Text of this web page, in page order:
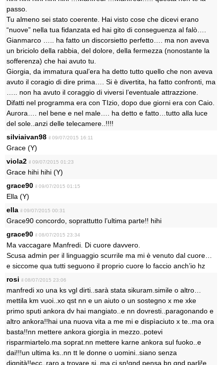
passo.
Tu almeno sei stato coerente. Hai visto cose che dicevi erano
“nuove” nella tua fidanzata ed hai gito di conseguenza al falò….
Gianmarco ….. ha fatto un discorsietto perfetto…. ma non aveva
un briciolo della rabbia, del dolore, della fermezza (nonostante la
sofferenza) che hai avuto tu.
Giorgia, da immatura qual’era ha detto tutto quello che non aveva
avuto il coragio di dire prima…. Si è divertita, ha fatto confronti, ma
….. non ha avuto il coraggio di viversi l’eventuale attrazzione.
Difatti nel programma era con TIzio, dopo due giorni era con Caio.
Aurora…. nel bene e nel male…. ha detto e fatto…tutto alla luce
del sole..anzi delle telecamere..!!!!
silviaivan98 il 09/07/2015 16:11
Grace (Y)
viola2 il 09/07/2015 01:23
Grace hihi hihi (Y)
grace90 il 09/07/2015 01:15
Ella (Y)
ella il 09/07/2015 00:31
Grace90 concordo, soprattutto l’ultima parte!! hihi
grace90 il 08/07/2015 23:34
Ma vaccagare Manfredi. Di cuore davvero.
Scusa admin per il linguaggio scurrile ma mi è venuto dal cuore…
e siccome qua tutti seguono il proprio cuore lo faccio anch’io hz
rosi il 08/07/2015 23:06
manfredi xo una ks vgl dirti..sarà stata sikuram.simile o altro…
mettila km vuoi..xo qst nn e un aiuto o un sostegno x me xke
primo sputi ankora dv hai mangiato..e nn dovresti..paragonando e
altro ankora!!hai una nuova vita a me mi e dispìaciuto x te..ma ora
basta!!nn mettere ankora giorgìa in mezzo..potevi
risparmiartelo.ma soprat.nn mettere karne ankora sul fuoko..e
dai!!!un ultima ks..nn tt le donne o uomini..siano senza
dignità!!ecc..raro a trovare si..ma ci sn!qnd pensa bn qnd parli!e